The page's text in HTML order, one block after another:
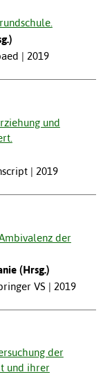
| 2019
und
| 2019
der
(Hrsg.)
VS | 2019
der
und ihrer